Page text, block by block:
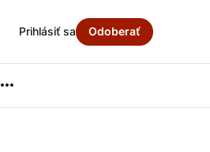
Prihlásiť sa Odoberať